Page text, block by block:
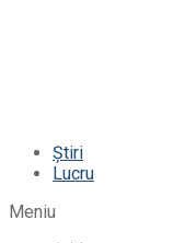
Știri
Lucru
Meniu